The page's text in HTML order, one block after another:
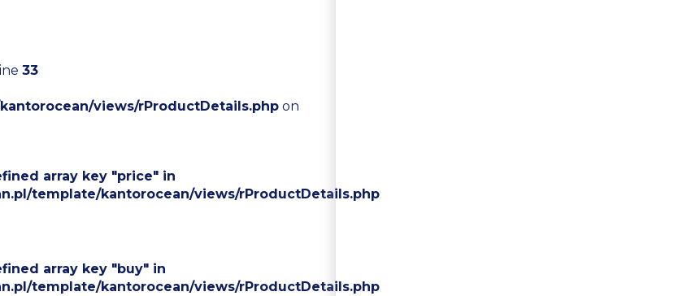
33
views/rProductDetails.php on
array key "price" in
template/kantorocean/views/rProductDetails.php
array key "buy" in
template/kantorocean/views/rProductDetails.php